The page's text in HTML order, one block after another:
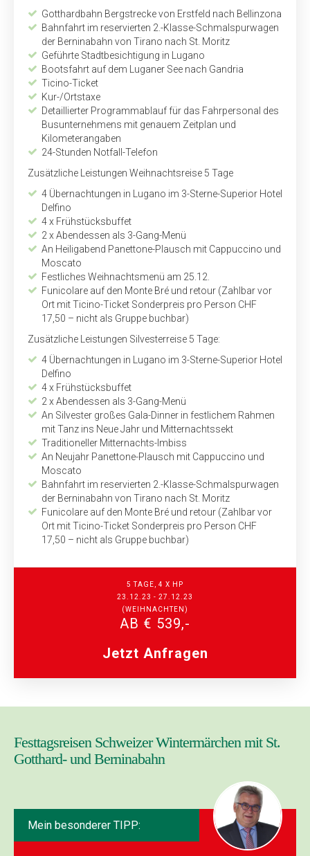
Gotthardbahn Bergstrecke von Erstfeld nach Bellinzona
Bahnfahrt im reservierten 2.-Klasse-Schmalspurwagen
der Berninabahn von Tirano nach St. Moritz
Geführte Stadtbesichtigung in Lugano
Bootsfahrt auf dem Luganer See nach Gandria
Ticino-Ticket
Kur-/Ortstaxe
Detaillierter Programmablauf für das Fahrpersonal des
Busunternehmens mit genauem Zeitplan und
Kilometerangaben
24-Stunden Notfall-Telefon
Zusätzliche Leistungen Weihnachtsreise 5 Tage
4 Übernachtungen in Lugano im 3-Sterne-Superior Hotel
Delfino
4 x Frühstücksbuffet
2 x Abendessen als 3-Gang-Menü
An Heiligabend Panettone-Plausch mit Cappuccino und
Moscato
Festliches Weihnachtsmenü am 25.12.
Funicolare auf den Monte Bré und retour (Zahlbar vor
Ort mit Ticino-Ticket Sonderpreis pro Person CHF
17,50 – nicht als Gruppe buchbar)
Zusätzliche Leistungen Silvesterreise 5 Tage:
4 Übernachtungen in Lugano im 3-Sterne-Superior Hotel
Delfino
4 x Frühstücksbuffet
2 x Abendessen als 3-Gang-Menü
An Silvester großes Gala-Dinner in festlichem Rahmen
mit Tanz ins Neue Jahr und Mitternachtssekt
Traditioneller Mitternachts-Imbiss
An Neujahr Panettone-Plausch mit Cappuccino und
Moscato
Bahnfahrt im reservierten 2.-Klasse-Schmalspurwagen
der Berninabahn von Tirano nach St. Moritz
Funicolare auf den Monte Bré und retour (Zahlbar vor
Ort mit Ticino-Ticket Sonderpreis pro Person CHF
17,50 – nicht als Gruppe buchbar)
5 TAGE, 4 X HP
23.12.23 - 27.12.23
(WEIHNACHTEN)
AB € 539,-
Jetzt Anfragen
Festtagsreisen Schweizer Wintermärchen mit St.
Gotthard- und Berninabahn
Mein besonderer TIPP: